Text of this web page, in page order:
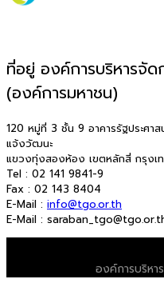
ที่อยู่ องค์การบริหารจัด
(องค์การมหาชน)
120 หมู่ที่ 3 ชั้น 9 อาคารรัฐประศา
แจ้งวัฒนะ
แขวงทุ่งสองห้อง เขตหลักสี่ กรุงเ
Tel : 02 141 9841-9
Fax : 02 143 8404
E-Mail : info@tgo.or.th
E-Mail :
องค์การบริหา